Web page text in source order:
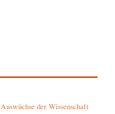
Auswüchse der Wissenschaft